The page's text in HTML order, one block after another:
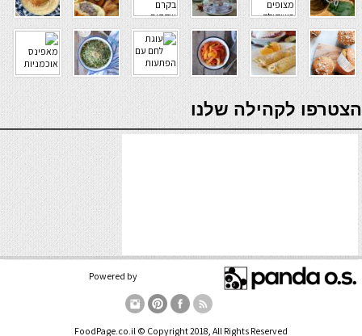
verde casino
הצטרפו לקהילה שלנו
Powered by
FoodPage.co.il © Copyright 2018, All Rights Reserved